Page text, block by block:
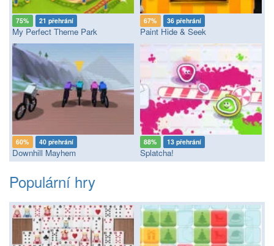
75% 21 přehrání
My Perfect Theme Park
67% 36 přehrání
Paint Hide & Seek
60% 40 přehrání
Downhill Mayhem
88% 13 přehrání
Splatcha!
Populární hry